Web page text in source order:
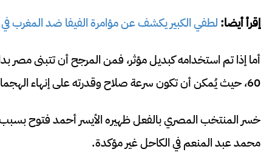
إقرأ أيضا: لطفي الكبير يكشف عن مؤامرة الفيفا ضد المغرب في
أما إذا تم استخدامه كبديل مؤثر، فمن المرجح أن تتبنى مصر
60، حيث يُمكن أن تكون سرعة صلاح وقدرته على إنهاء الهجمات حاسمة ضد المدافعين المُرهقين.
خسر المنتخب المصري بالفعل ظهيره الأيسر أحمد فتوح بسبب
محمد عبد المنعم في الكاحل غير مؤكدة.